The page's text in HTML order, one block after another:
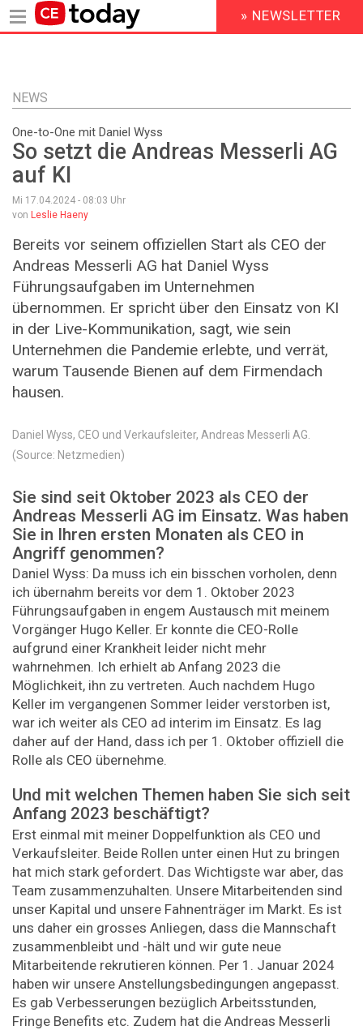
Inhalt
HEADER
MENU
» NEWSLETTER
NEWS
One-to-One mit Daniel Wyss
So setzt die Andreas Messerli AG
auf KI
Mi 17.04.2024 - 08:03 Uhr
von Leslie Haeny
Bereits vor seinem offiziellen Start als CEO der
Andreas Messerli AG hat Daniel Wyss
Führungsaufgaben im Unternehmen
übernommen. Er spricht über den Einsatz von KI
in der Live-Kommunikation, sagt, wie sein
Unternehmen die Pandemie erlebte, und verrät,
warum Tausende Bienen auf dem ­Firmendach
hausen.
Daniel Wyss, CEO und Verkaufsleiter, Andreas Messerli AG.
(Source: Netzmedien)
Sie sind seit Oktober 2023 als CEO der
Andreas Messerli AG im Einsatz. Was haben
Sie in Ihren ersten Monaten als CEO in
Angriff genommen?
Daniel Wyss: Da muss ich ein bisschen vorholen, denn
ich übernahm bereits vor dem 1. Oktober 2023
Führungsaufgaben in engem Austausch mit meinem
Vorgänger Hugo Keller. Er konnte die CEO-Rolle
aufgrund einer Krankheit leider nicht mehr
wahrnehmen. Ich erhielt ab Anfang 2023 die
Möglichkeit, ihn zu vertreten. Auch nachdem Hugo
Keller im vergangenen Sommer leider verstorben ist,
war ich weiter als CEO ad interim im Einsatz. Es lag
daher auf der Hand, dass ich per 1. Oktober offiziell die
Rolle als CEO übernehme.
Und mit welchen Themen haben Sie sich seit
Anfang 2023 beschäftigt?
Erst einmal mit meiner Doppelfunktion als CEO und
Verkaufsleiter. Beide Rollen unter einen Hut zu bringen
hat mich stark gefordert. Das Wichtigste war aber, das
Team zusammenzuhalten. Unsere Mitarbeitenden sind
unser Kapital und unsere Fahnenträger im Markt. Es ist
uns daher ein grosses Anliegen, dass die Mannschaft
zusammenbleibt und -hält und wir gute neue
Mitarbeitende rekrutieren können. Per 1. Januar 2024
haben wir unsere Anstellungsbedingungen angepasst.
Es gab Verbesserungen bezüglich Arbeitsstunden,
Fringe Benefits etc. Zudem hat die Andreas Messerli